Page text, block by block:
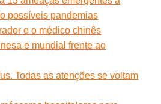
possíveis pandemias
e o médico chinês
e mundial frente ao
Todas as atenções se voltam